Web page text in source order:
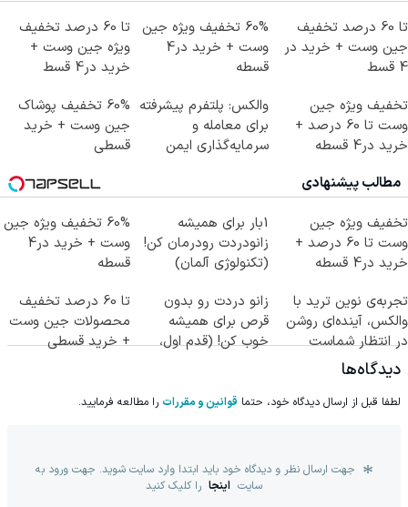
تا 60 درصد تخفیف
جین وست + خرید در
4 قسط
60% تخفیف ویژه جین
وست + خرید در4
قسطه
تا 60 درصد تخفیف
ویژه جین وست +
خرید در4 قسط
تخفیف ویژه جین
وست تا 60 درصد +
خرید در4 قسطه
والکس: پلتفرم پیشرفته
برای معامله و
سرمایه‌گذاری ایمن
60% تخفیف پوشاک
جین وست + خرید
قسطی
مطالب پیشنهادی
تخفیف ویژه جین
وست تا 60 درصد +
خرید در4 قسطه
1بار برای همیشه
زانودردت رودرمان کن!
(تکنولوژی آلمان)
60% تخفیف ویژه جین
وست + خرید در4
قسطه
تجربه‌ی نوین ترید با
والکس، آینده‌ای روشن
در انتظار شماست
زانو دردت رو بدون
قرص برای همیشه
خوب کن! (قدم اول،
تا 60 درصد تخفیف
محصولات جین وست
+ خرید قسطی
دیدگاه‌ها
لطفا قبل از ارسال دیدگاه خود، حتما قوانین و مقررات را مطالعه فرمایید.
جهت ارسال نظر و دیدگاه خود باید ابتدا وارد سایت شوید. جهت ورود به
سایت اینجا را کلیک کنید